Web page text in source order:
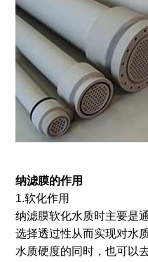
纳滤膜的作用
1.软化作用
纳滤膜软化水质时主要是
选择透过性从而实现对水
水质硬度的同时，也可以